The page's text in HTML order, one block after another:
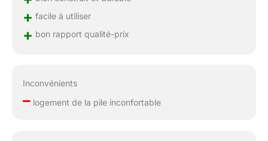
+ facile à utiliser
+ bon rapport qualité-prix
Inconvénients
–logement de la pile inconfortable